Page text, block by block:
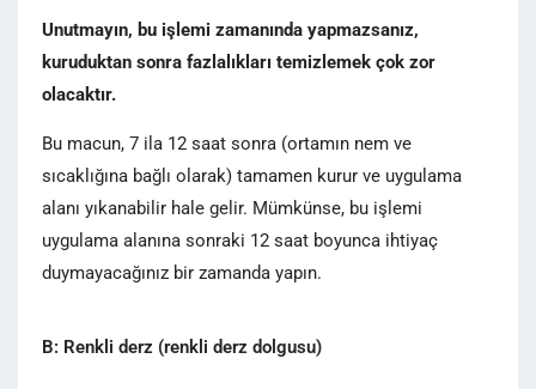
Unutmayın, bu işlemi zamanında yapmazsanız,
kuruduktan sonra fazlalıkları temizlemek çok zor
olacaktır.
Bu macun, 7 ila 12 saat sonra (ortamın nem ve
sıcaklığına bağlı olarak) tamamen kurur ve uygulama
alanı yıkanabilir hale gelir. Mümkünse, bu işlemi
uygulama alanına sonraki 12 saat boyunca ihtiyaç
duymayacağınız bir zamanda yapın.
B: Renkli derz (renkli derz dolgusu)